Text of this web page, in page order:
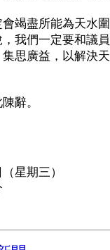
盡所能為天水圍
我們一定要和議
思廣益，以解決
辭。
星期三）